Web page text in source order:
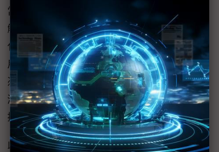
當地化技術支援服務策略布局，可凸顯出明緯
解決方案的差異化優勢。他提到，明緯以標準
化產品結合當地化示範案場，可讓不同產業使
用者快速了解應用並導入到既有系統；同時，
憑藉全球認證的產品與在地化經銷商服務，在
滿足國際市場需求的同時，也能兼顧即時支
援。
此外明緯專注電源與控制的產品研發，再由合